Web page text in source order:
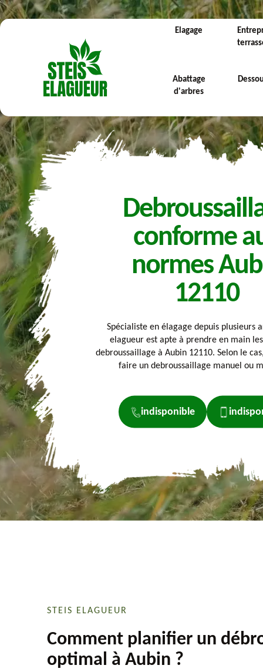
Elagage
Abattage
d'arbres
conforme
normes
12110
Spécialiste en élagage depuis plusieurs
elagueur est apte à prendre en main
debroussaillage à Aubin 12110. Selon le
faire un debroussaillage manuel ou
indisponible
STEIS ELAGUEUR
Comment planifier un
optimal à Aubin ?